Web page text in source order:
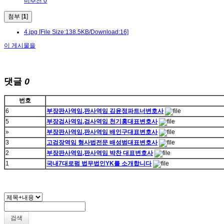
첨부 [1]
4.jpg [File Size:138.5KB/Download:16]
이 게시물을
댓글 0
번호
6
부장판사역임,판사역임 김윤정파트너변호사
5
부장검사역임,검사역임 천기홍대표변호사
»
부장판사역임,판사역임 배인구대표변호사
3
고검장역임 형사법전문 배성범대표변호사
2
부장판사역임,판사역임 박찬 대표변호사
1
국내7대로펌 법무법인YK를 소개합니다
검색